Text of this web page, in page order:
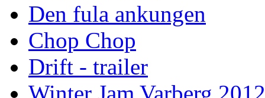
Den fula ankungen
Chop Chop
Drift - trailer
Winter Jam Varberg 2012